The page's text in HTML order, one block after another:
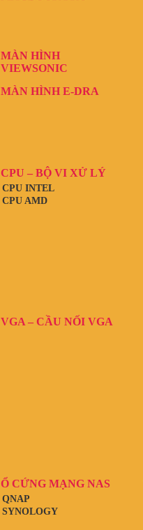
MÀN HÌNH
VIEWSONIC
MÀN HÌNH E-DRA
CPU – BỘ VI XỬ LÝ
CPU AMD
CPU INTEL
VGA – CẦU NỐI VGA
Ổ CỨNG MẠNG NAS
SYNOLOGY
QNAP